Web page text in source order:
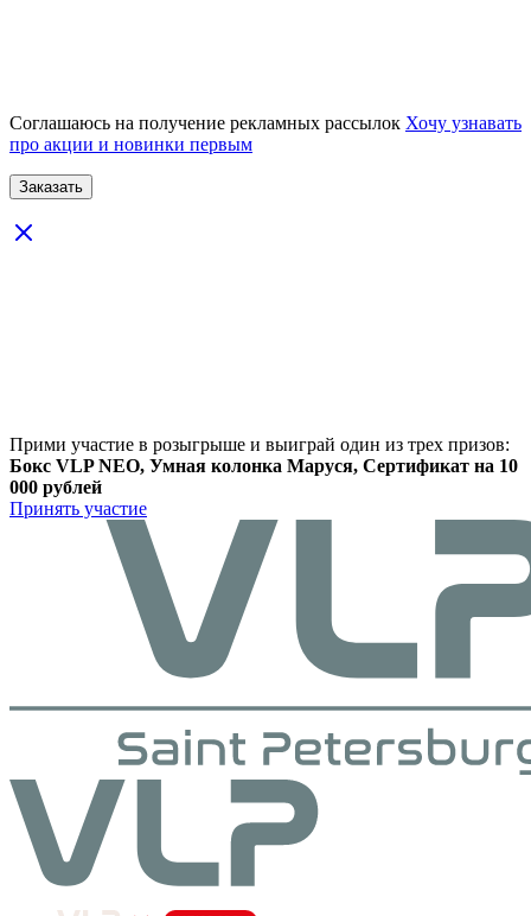
Соглашаюсь на получение рекламных рассылок Хочу узнавать
про акции и новинки первым
Прими участие в розыгрыше и выиграй один из трех призов:
Бокс VLP NEO, Умная колонка Маруся, Сертификат на 10
000 рублей
Принять участие